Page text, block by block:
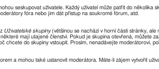
seskupovat uživatele. Každý uživatel může patřit do několika
fóra nebo jim dát přístup na soukromé fórum, atd.
Uživatelské skupiny(většinou se nachází v horní části stránky, ale
mají utajené členství. Pokud je skupina otevřená, můžete
chcete do skupiny vstoupit. Prosím, nenadávejte moderátorovi,
a mohou také ustanovit moderátora. Máte-li zájem vytvořit